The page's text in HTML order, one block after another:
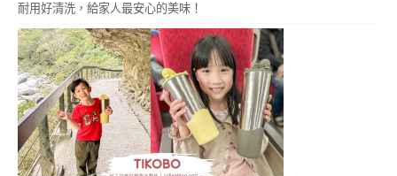
耐用好清洗，給家人最安心的美味！